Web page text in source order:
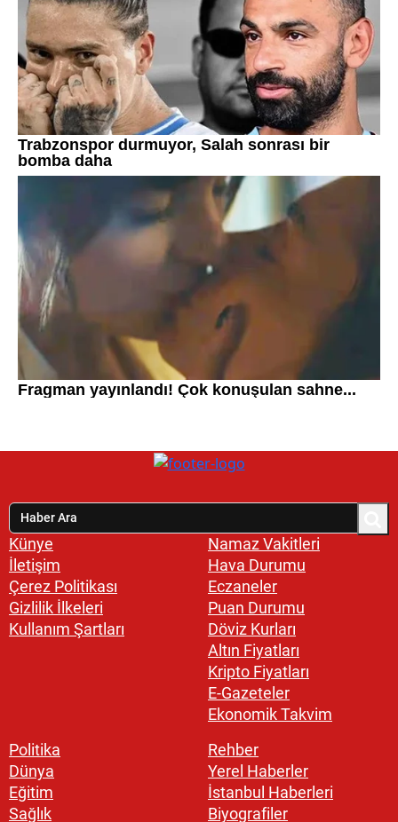
Künye
İletişim
Çerez Politikası
Gizlilik İlkeleri
Kullanım Şartları
Namaz Vakitleri
Hava Durumu
Eczaneler
Puan Durumu
Döviz Kurları
Altın Fiyatları
Kripto Fiyatları
E-Gazeteler
Ekonomik Takvim
Politika
Dünya
Eğitim
Sağlık
Rehber
Yerel Haberler
İstanbul Haberleri
Biyografiler